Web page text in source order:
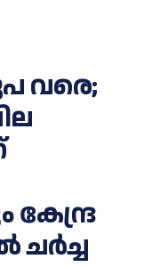
വരെ;
ചർച്ച